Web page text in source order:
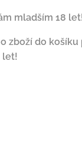
mladším 18 let!
zboží do košíku
let!